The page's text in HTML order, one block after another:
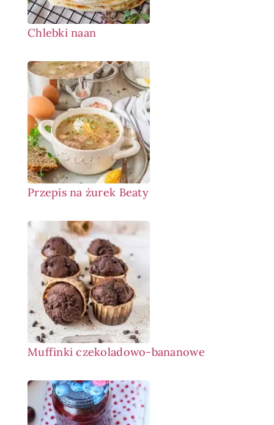
Chlebki naan
Przepis na żurek Beaty
Muffinki czekoladowo-bananowe